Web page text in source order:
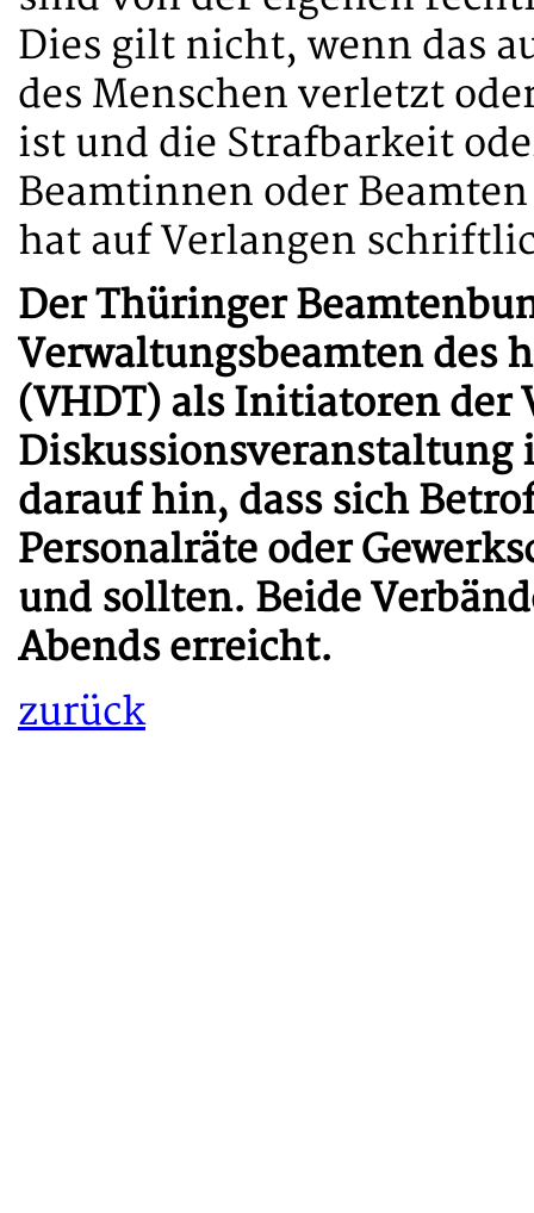
Dies gilt nicht, wenn das
des Menschen verletzt
ist und die Strafbarkeit
Beamtinnen oder
hat auf Verlangen
Der Thüringer
Verwaltungsbeamten des
(VHDT) als Initiatoren der
Diskussionsveranstaltung
darauf hin, dass sich
Personalräte oder
und sollten. Beide
Abends erreicht.
zurück